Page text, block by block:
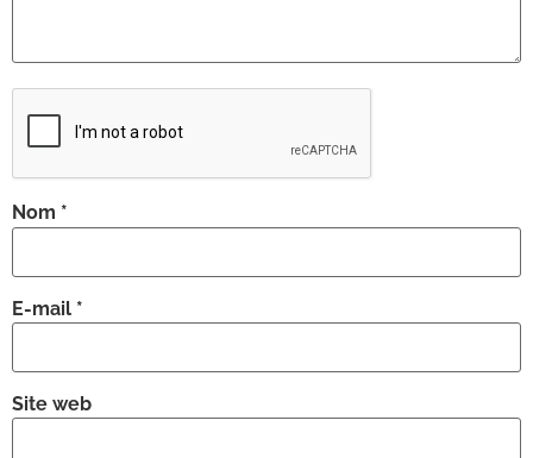
Nom *
E-mail *
Site web